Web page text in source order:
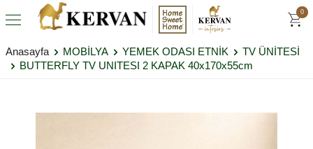
0
Anasayfa MOBİLYA YEMEK ODASI ETNİK
TV ÜNİTESİ
BUTTERFLY TV UNITESI 2 KAPAK 40x170x55cm